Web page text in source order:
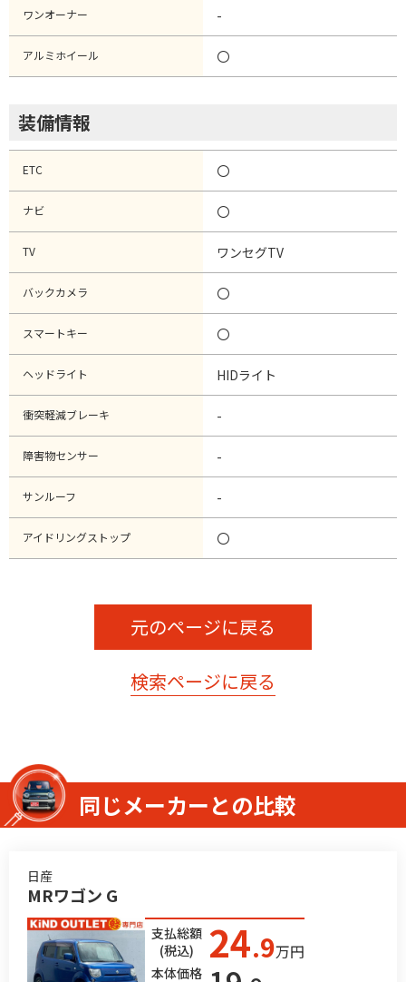
ワンオーナー -
アルミホイール 〇
装備情報
ETC 〇
ナビ 〇
TV ワンセグTV
バックカメラ 〇
スマートキー 〇
ヘッドライト HIDライト
衝突軽減ブレーキ -
障害物センサー -
サンルーフ -
アイドリングストップ 〇
元のページに戻る
検索ページに戻る
同じメーカーとの比較
日産
MRワゴン G
支払総額
(税込)
24.9万円
本体価格